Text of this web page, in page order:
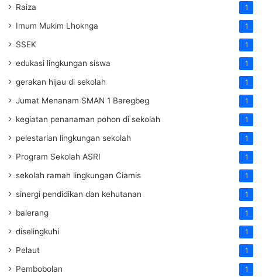
Raiza 1
Imum Mukim Lhoknga 1
SSEK 1
edukasi lingkungan siswa 1
gerakan hijau di sekolah 1
Jumat Menanam SMAN 1 Baregbeg 1
kegiatan penanaman pohon di sekolah 1
pelestarian lingkungan sekolah 1
Program Sekolah ASRI 1
sekolah ramah lingkungan Ciamis 1
sinergi pendidikan dan kehutanan 1
balerang 1
diselingkuhi 1
Pelaut 1
Pembobolan 1